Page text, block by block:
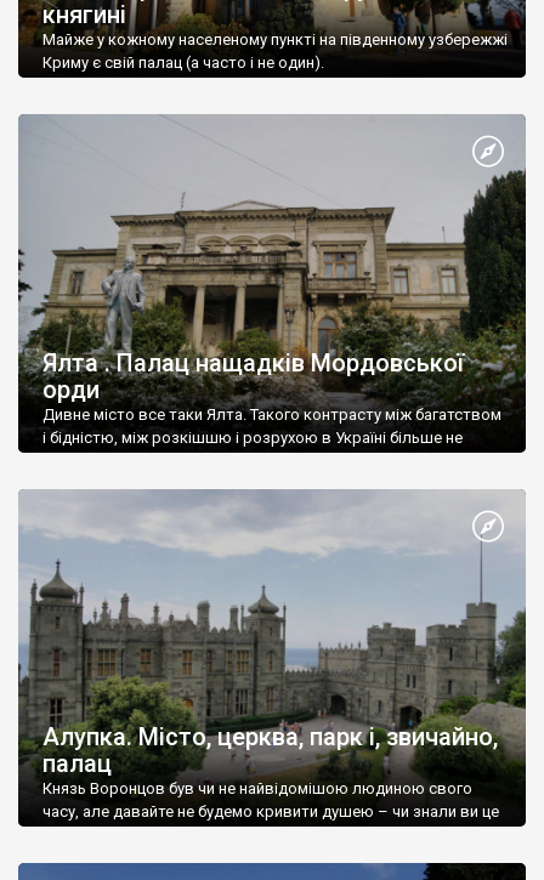
княгині
Майже у кожному населеному пункті на південному узбережжі
Криму є свій палац (а часто і не один).
Ялта . Палац нащадків Мордовської
орди
Дивне місто все таки Ялта. Такого контрасту між багатством
і бідністю, між розкішшю і розрухою в Україні більше не
Алупка. Місто, церква, парк і, звичайно,
палац
Князь Воронцов був чи не найвідомішою людиною свого
часу, але давайте не будемо кривити душею – чи знали ви це